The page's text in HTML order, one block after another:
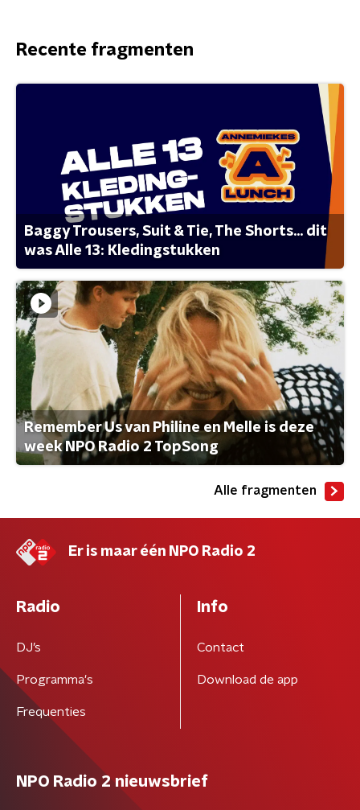
Recente fragmenten
Baggy Trousers, Suit & Tie, The Shorts... dit
was Alle 13: Kledingstukken
Remember Us van Philine en Melle is deze
week NPO Radio 2 TopSong
Alle fragmenten
Er is maar één NPO Radio 2
Radio
DJ’s
Programma's
Frequenties
Info
Contact
Download de app
NPO Radio 2 nieuwsbrief